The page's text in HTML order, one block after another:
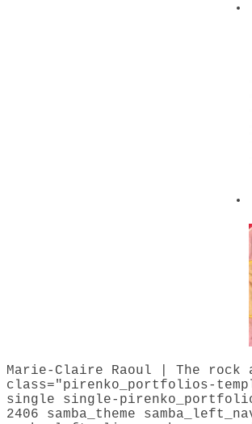
Marie-Claire Raoul | The rock
class="pirenko_portfolios-
single single-
2406 samba_theme